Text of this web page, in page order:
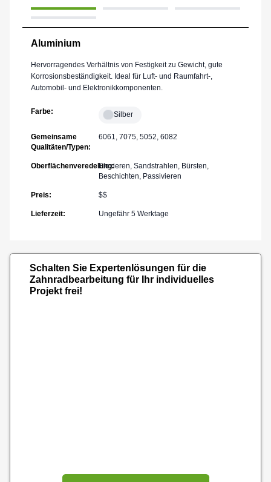
Aluminium
Hervorragendes Verhältnis von Festigkeit zu Gewicht, gute
Korrosionsbeständigkeit. Ideal für Luft- und Raumfahrt-,
Automobil- und Elektronikkomponenten.
Farbe: Silber
Gemeinsame
Qualitäten/Typen:
6061, 7075, 5052, 6082
Oberflächenveredelung:
Eloxieren, Sandstrahlen, Bürsten,
Beschichten, Passivieren
Preis: $$
Lieferzeit: Ungefähr 5 Werktage
Schalten Sie Expertenlösungen für die
Zahnradbearbeitung für Ihr individuelles
Projekt frei!